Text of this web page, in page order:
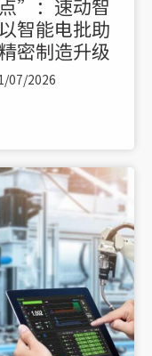
”：速动智
智能电批助
密制造升级
07/2026